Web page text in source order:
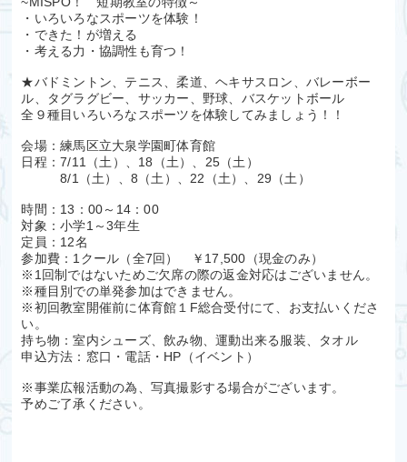
・いろいろなスポーツを体験！
・できた！が増える
・考える力・協調性も育つ！
★バドミントン、テニス、柔道、ヘキサスロン、バレーボー
ル、タグラグビー、サッカー、野球、バスケットボール
全９種目いろいろなスポーツを体験してみましょう！！
会場：練馬区立大泉学園町体育館
日程：7/11（土）、18（土）、25（土）
8/1（土）、8（土）、22（土）、29（土）
時間：13：00～14：00
対象：小学1～3年生
定員：12名
参加費：1クール（全7回） ￥17,500（現金のみ）
※1回制ではないためご欠席の際の返金対応はございません。
※種目別での単発参加はできません。
※初回教室開催前に体育館１F総合受付にて、お支払いくださ
い。
持ち物：室内シューズ、飲み物、運動出来る服装、タオル
申込方法：窓口・電話・HP（イベント）
※事業広報活動の為、写真撮影する場合がございます。
予めご了承ください。